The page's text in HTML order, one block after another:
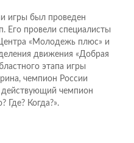
игры был проведен
Его провели специалисты
«Молодежь плюс» и
движения «Добрая
этапа игры
чемпион России
действующий чемпион
Где? Когда?».